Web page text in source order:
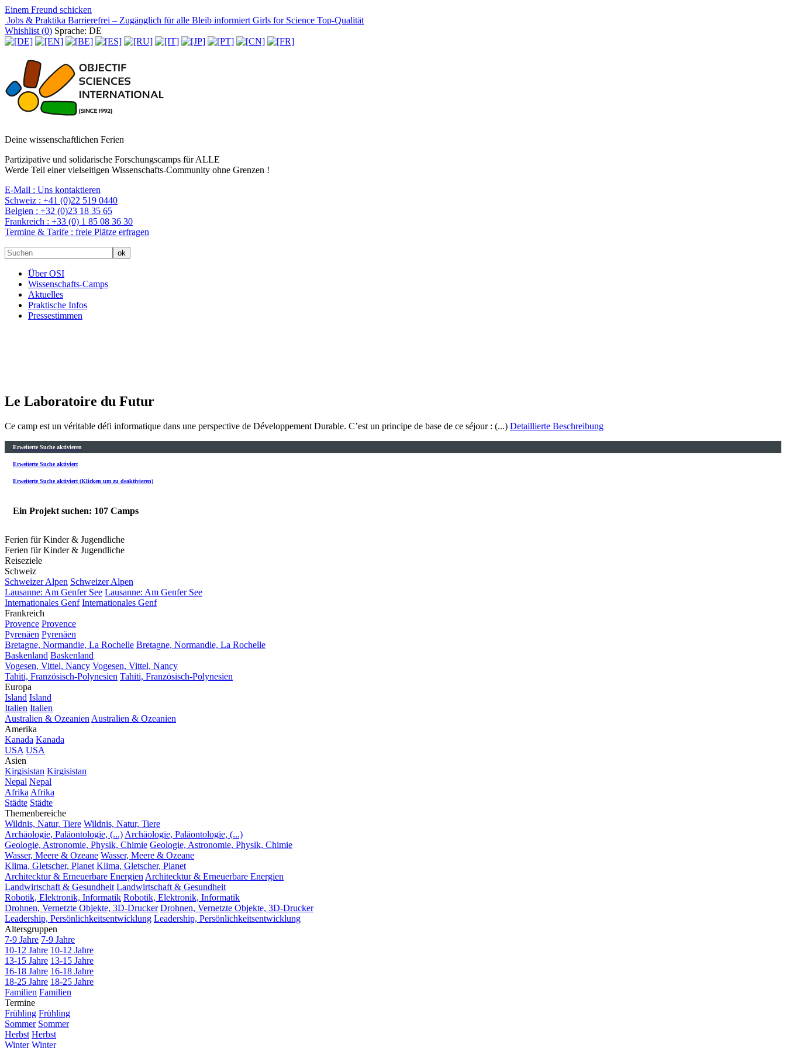
Einem Freund schicken
Jobs & Praktika Barrierefrei – Zugänglich für alle Bleib informiert Girls for Science Top-Qualität
Whishlist (0) Sprache: DE
Deine wissenschaftlichen Ferien
Partizipative und solidarische Forschungscamps für ALLE
Werde Teil einer vielseitigen Wissenschafts-Community ohne Grenzen !
E-Mail : Uns kontaktieren
Schweiz : +41 (0)22 519 0440
Belgien : +32 (0)23 18 35 65
Frankreich : +33 (0) 1 85 08 36 30
Termine & Tarife : freie Plätze erfragen
Über OSI
Wissenschafts-Camps
Aktuelles
Praktische Infos
Pressestimmen
Le Laboratoire du Futur
Ce camp est un véritable défi informatique dans une perspective de Développement Durable. C’est un principe de base de ce séjour : (...) Detaillierte Beschreibung
Erweiterte Suche aktivieren
Erweiterte Suche aktiviert
Erweiterte Suche aktiviert (Klicken um zu deaktivieren)
Ein Projekt suchen: 107 Camps
Ferien für Kinder & Jugendliche
Ferien für Kinder & Jugendliche
Reiseziele
Schweiz
Schweizer Alpen Schweizer Alpen
Lausanne: Am Genfer See Lausanne: Am Genfer See
Internationales Genf Internationales Genf
Frankreich
Provence Provence
Pyrenäen Pyrenäen
Bretagne, Normandie, La Rochelle Bretagne, Normandie, La Rochelle
Baskenland Baskenland
Vogesen, Vittel, Nancy Vogesen, Vittel, Nancy
Tahiti, Französisch-Polynesien Tahiti, Französisch-Polynesien
Europa
Island Island
Italien Italien
Australien & Ozeanien Australien & Ozeanien
Amerika
Kanada Kanada
USA USA
Asien
Kirgisistan Kirgisistan
Nepal Nepal
Afrika Afrika
Städte Städte
Themenbereiche
Wildnis, Natur, Tiere Wildnis, Natur, Tiere
Archäologie, Paläontologie, (...) Archäologie, Paläontologie, (...)
Geologie, Astronomie, Physik, Chimie Geologie, Astronomie, Physik, Chimie
Wasser, Meere & Ozeane Wasser, Meere & Ozeane
Klima, Gletscher, Planet Klima, Gletscher, Planet
Architecktur & Erneuerbare Energien Architecktur & Erneuerbare Energien
Landwirtschaft & Gesundheit Landwirtschaft & Gesundheit
Robotik, Elektronik, Informatik Robotik, Elektronik, Informatik
Drohnen, Vernetzte Objekte, 3D-Drucker Drohnen, Vernetzte Objekte, 3D-Drucker
Leadership, Persönlichkeitsentwicklung Leadership, Persönlichkeitsentwicklung
Altersgruppen
7-9 Jahre 7-9 Jahre
10-12 Jahre 10-12 Jahre
13-15 Jahre 13-15 Jahre
16-18 Jahre 16-18 Jahre
18-25 Jahre 18-25 Jahre
Familien Familien
Termine
Frühling Frühling
Sommer Sommer
Herbst Herbst
Winter Winter